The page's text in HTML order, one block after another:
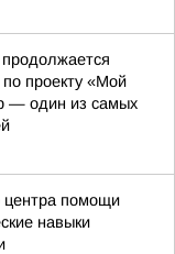
по проекту «Мой
— один из самых
центра помощи
навыки